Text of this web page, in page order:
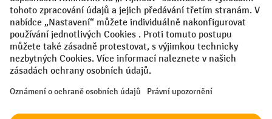
VODP Otisk
Prohlášení o ochraně osobních údajů
Nastavení ochrany osobních údajů
All prices excl. VAT plusshipping costsand possible delivery charges,